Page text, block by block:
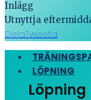
Inlägg
Utnyttja
DelaTweeta
LÖPNING
Löpning